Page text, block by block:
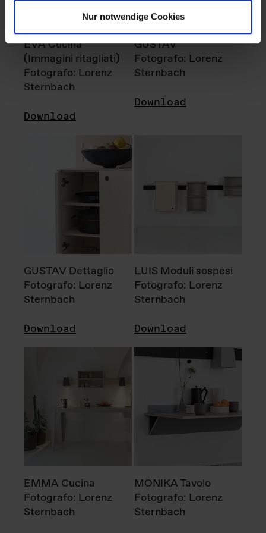
Nur notwendige Cookies
EVA Cucina
(Immagini ritagliati)
Fotografo: Lorenz
Sternbach
Download
GUSTAV
Fotografo: Lorenz
Sternbach
Download
GUSTAV Dettaglio
Fotografo: Lorenz
Sternbach
Download
LUIS Moduli sospesi
Fotografo: Lorenz
Sternbach
Download
EMMA Cucina
Fotografo: Lorenz
Sternbach
MONIKA Tavolo
Fotografo: Lorenz
Sternbach